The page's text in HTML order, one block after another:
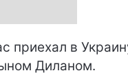
приехал в
Диланом.